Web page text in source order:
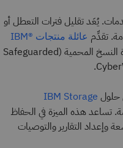
يُعَد تقليل فترات التعطل أو
تقدِّم
عائلة منتجات IBM®
سعة تخزين عالية الكثافة، وموثوقية للبيانات عبر ميزة النسخ المحمية (Safeguarded
IBM Storage
تساعد هذه الميزة في الحفاظ
وإعداد التقارير والتوصيات